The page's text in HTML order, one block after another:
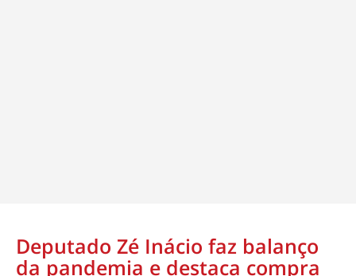
Deputado Zé Inácio faz balanço
da pandemia e destaca compra